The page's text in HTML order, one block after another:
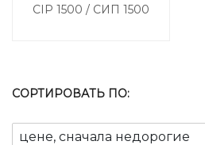
СОРТИРОВАТЬ ПО:
цене, сначала недорогие
CIP 1500 / СИП 1500